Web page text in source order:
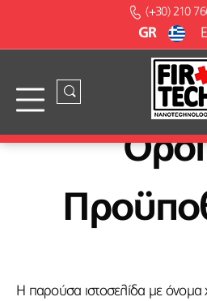
(+30) 210
GR
Η παρούσα ιστοσελίδα με όνομα